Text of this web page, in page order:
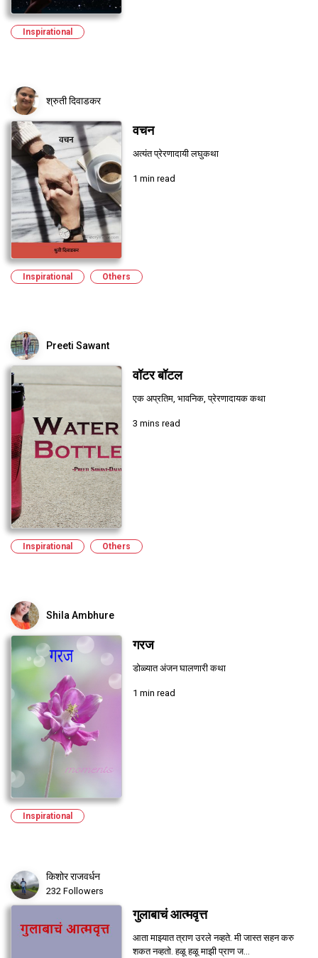
Inspirational
श्रुती दिवाडकर
वचन
अत्यंत प्रेरणादायी लघुकथा
1 min read
Inspirational Others
Preeti Sawant
वॉटर बॉटल
एक अप्रतिम, भावनिक, प्रेरणादायक कथा
3 mins read
Inspirational Others
Shila Ambhure
गरज
डोळ्यात अंजन घालणारी कथा
1 min read
Inspirational
किशोर राजवर्धन
232 Followers
गुलाबाचं आत्मवृत्त
आता माझ्यात त्राण उरले नव्हते. मी जास्त सहन करु
शकत नव्हतो. हळू हळू माझी प्राण ज...